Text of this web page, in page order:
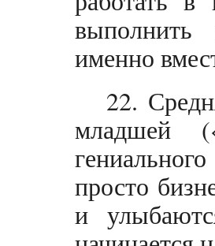
именно
22.
младшей
просто
и